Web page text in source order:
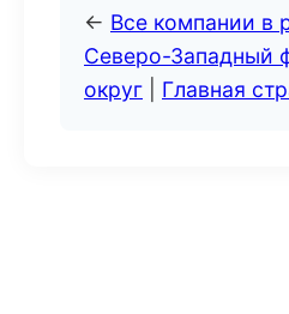
← Все компании в
Северо-Западный
округ
Главная